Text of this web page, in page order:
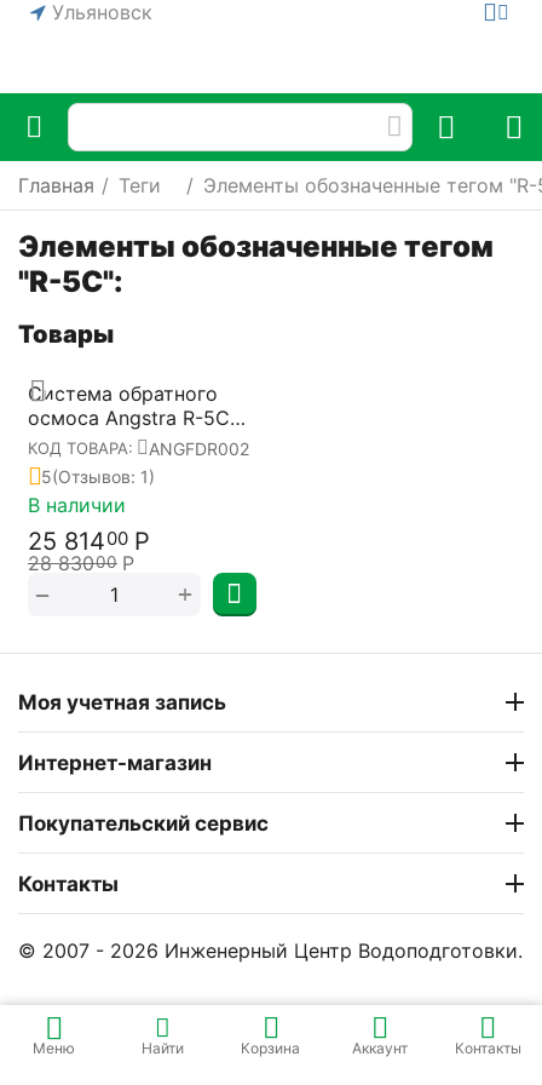
Ульяновск
Главная / Теги / Элементы обозначенные тегом "R-
Элементы обозначенные тегом
"R-5C":
Товары
Система обратного
осмоса Angstra R-5C
ANGFDR002
КОД ТОВАРА:
ANGFDR002
5(Отзывов: 1)
В наличии
25 81400 Р
28 83000 Р
+
−
Моя учетная запись
Интернет-магазин
Покупательский сервис
Контакты
© 2007 - 2026 Инженерный Центр Водоподготовки.
Меню Найти Корзина Аккаунт Контакты